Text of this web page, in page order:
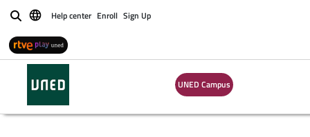
BuscarHelp center Enroll Sign Up
UNED Campus